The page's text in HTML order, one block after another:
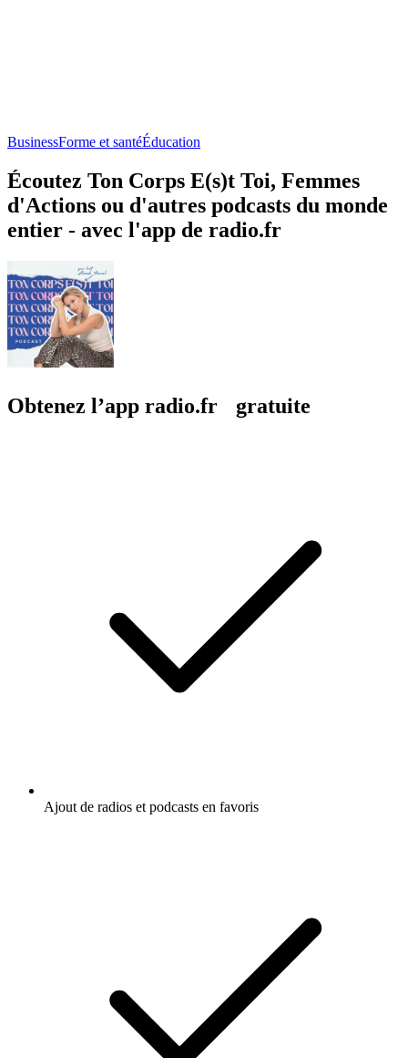
BusinessForme et santéÉducation
Écoutez Ton Corps E(s)t Toi, Femmes
d'Actions ou d'autres podcasts du monde
entier - avec l'app de radio.fr
Obtenez l’app radio.fr gratuite
Ajout de radios et podcasts en favoris